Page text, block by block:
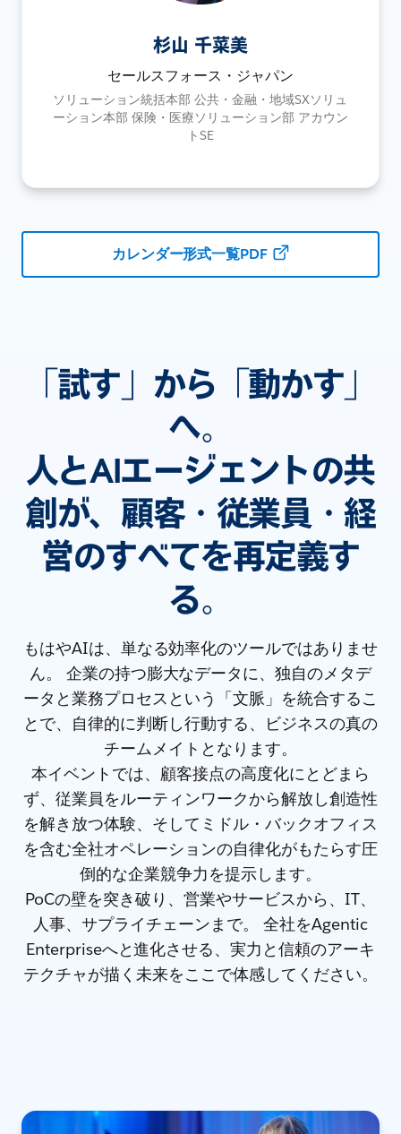
杉山 千菜美
セールスフォース・ジャパン
ソリューション統括本部 公共・金融・地域SXソリュ
ーション本部 保険・医療ソリューション部 アカウン
トSE
カレンダー形式一覧PDF
「試す」から「動かす」
へ。
人とAIエージェントの共
創が、顧客・従業員・経
営のすべてを再定義す
る。
もはやAIは、単なる効率化のツールではありませ
ん。 企業の持つ膨大なデータに、独自のメタデ
ータと業務プロセスという「文脈」を統合するこ
とで、自律的に判断し行動する、ビジネスの真の
チームメイトとなります。
本イベントでは、顧客接点の高度化にとどまら
ず、従業員をルーティンワークから解放し創造性
を解き放つ体験、そしてミドル・バックオフィス
を含む全社オペレーションの自律化がもたらす圧
倒的な企業競争力を提示します。
PoCの壁を突き破り、営業やサービスから、IT、
人事、サプライチェーンまで。 全社をAgentic
Enterpriseへと進化させる、実力と信頼のアーキ
テクチャが描く未来をここで体感してください。